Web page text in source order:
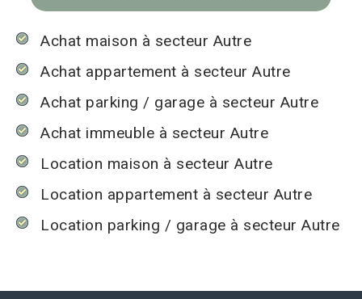
Achat maison à secteur Autre
Achat appartement à secteur Autre
Achat parking / garage à secteur Autre
Achat immeuble à secteur Autre
Location maison à secteur Autre
Location appartement à secteur Autre
Location parking / garage à secteur Autre